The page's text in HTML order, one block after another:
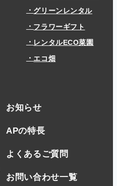
グリーンレンタル
フラワーギフト
レンタルECO菜園
エコ畑
お知らせ
APの特長
よくあるご質問
お問い合わせ一覧